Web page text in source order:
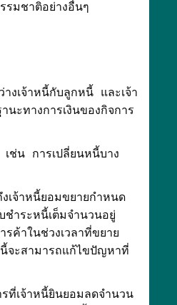
าติอย่างอื่นๆ
งเจ้าหนี้กับลูกหนี้ และเจ้า
ะทางการเงินของกิจการ
ช่น การเปลี่ยนหนี้บาง
เจ้าหนี้ยอมขยายกำหนด
ชำระหนี้เต็มจำนวนอยู่
ค้าในช่วงเวลาที่ขยาย
จะสามารถแก้ไขปัญหาที่
เจ้าหนี้ยินยอมลดจำนวน